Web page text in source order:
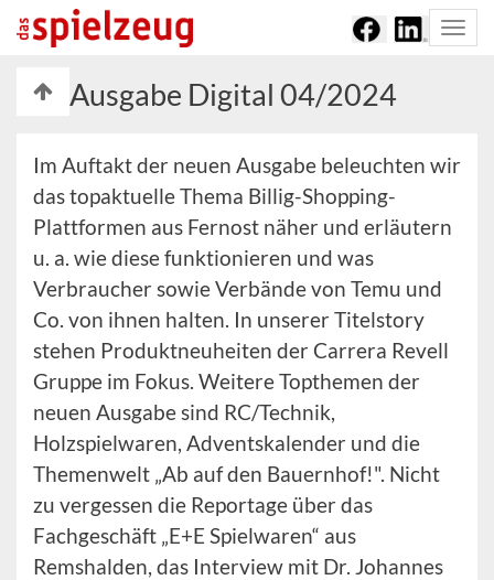
Ausgabe Digital 04/2024
Im Auftakt der neuen Ausgabe beleuchten wir
das topaktuelle Thema Billig-Shopping-
Plattformen aus Fernost näher und erläutern
u. a. wie diese funktionieren und was
Verbraucher sowie Verbände von Temu und
Co. von ihnen halten. In unserer Titelstory
stehen Produktneuheiten der Carrera Revell
Gruppe im Fokus. Weitere Topthemen der
neuen Ausgabe sind RC/Technik,
Holzspielwaren, Adventskalender und die
Themenwelt „Ab auf den Bauernhof!". Nicht
zu vergessen die Reportage über das
Fachgeschäft „E+E Spielwaren“ aus
Remshalden, das Interview mit Dr. Johannes